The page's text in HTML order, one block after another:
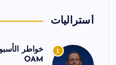
أستراليات
1
خواطر
OAM